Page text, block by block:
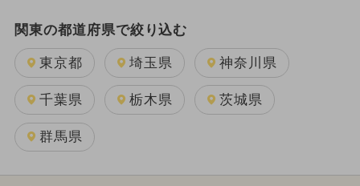
関東の都道府県で絞り込む
東京都 埼玉県 神奈川県
千葉県 栃木県 茨城県
群馬県